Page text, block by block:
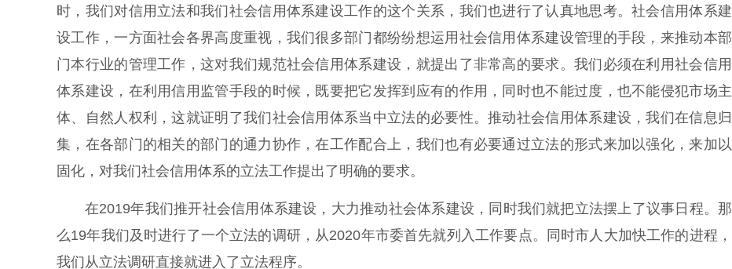
时，我们对信用立法和我们社会信用体系建设工作的这个关系，我们也进行了认真地思考。社会信用体系建
设工作，一方面社会各界高度重视，我们很多部门都纷纷想运用社会信用体系建设管理的手段，来推动本部
门本行业的管理工作，这对我们规范社会信用体系建设，就提出了非常高的要求。我们必须在利用社会信用
体系建设，在利用信用监管手段的时候，既要把它发挥到应有的作用，同时也不能过度，也不能侵犯市场主
体、自然人权利，这就证明了我们社会信用体系当中立法的必要性。推动社会信用体系建设，我们在信息归
集，在各部门的相关的部门的通力协作，在工作配合上，我们也有必要通过立法的形式来加以强化，来加以
固化，对我们社会信用体系的立法工作提出了明确的要求。
在2019年我们推开社会信用体系建设，大力推动社会体系建设，同时我们就把立法摆上了议事日程。那
么19年我们及时进行了一个立法的调研，从2020年市委首先就列入工作要点。同时市人大加快工作的进程，
我们从立法调研直接就进入了立法程序。